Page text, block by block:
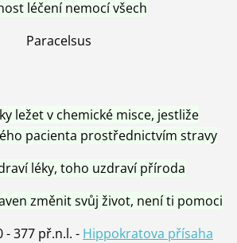
léčení nemocí všech
Paracelsus
ležet v chemické misce, jestliže
pacienta prostřednictvím stravy
léky, toho uzdraví příroda
změnit svůj život, není ti pomoci
- 377 př.n.l. - Hippokratova přísaha